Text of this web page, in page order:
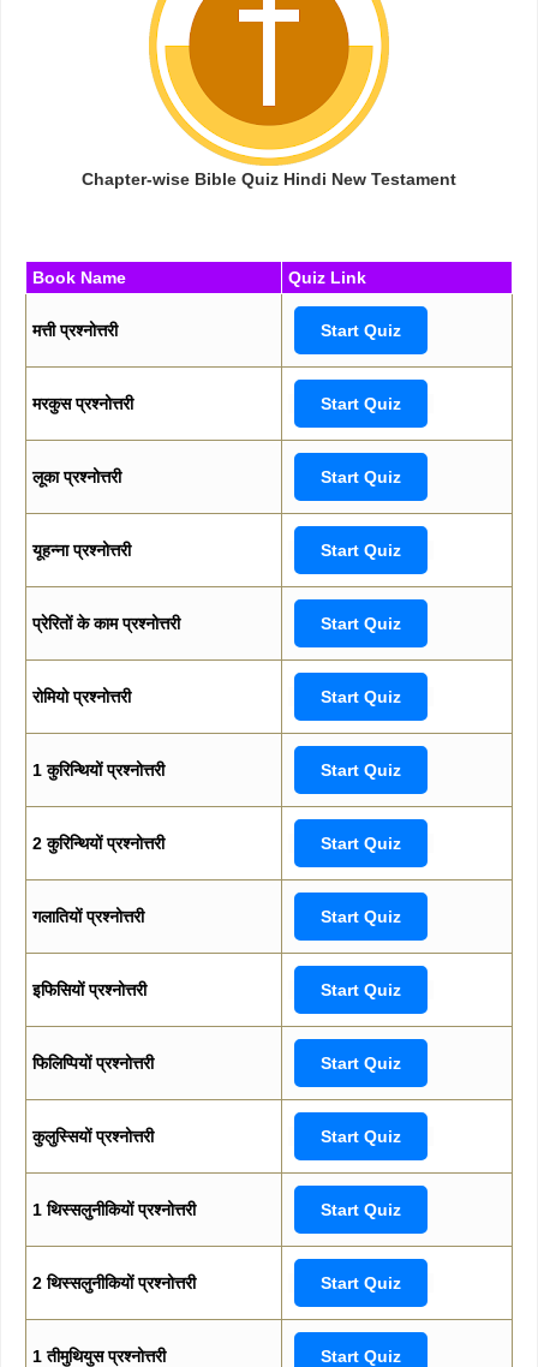
Chapter-wise Bible Quiz Hindi New Testament
Book Name Quiz Link
मत्ती प्रश्नोत्तरी Start Quiz
मरकुस प्रश्नोत्तरी Start Quiz
लूका प्रश्नोत्तरी Start Quiz
यूहन्ना प्रश्नोत्तरी Start Quiz
प्रेरितों के काम प्रश्नोत्तरी Start Quiz
रोमियो प्रश्नोत्तरी Start Quiz
1 कुरिन्थियों प्रश्नोत्तरी Start Quiz
2 कुरिन्थियों प्रश्नोत्तरी Start Quiz
गलातियों प्रश्नोत्तरी Start Quiz
इफिसियों प्रश्नोत्तरी Start Quiz
फिलिप्पियों प्रश्नोत्तरी Start Quiz
कुलुस्सियों प्रश्नोत्तरी Start Quiz
1 थिस्सलुनीकियों प्रश्नोत्तरी Start Quiz
2 थिस्सलुनीकियों प्रश्नोत्तरी Start Quiz
1 तीमुथियुस प्रश्नोत्तरी Start Quiz